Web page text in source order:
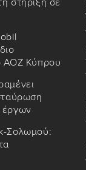
στήριξη σε
ΑΟΖ Κύπρου
έργων
Σολωμού: